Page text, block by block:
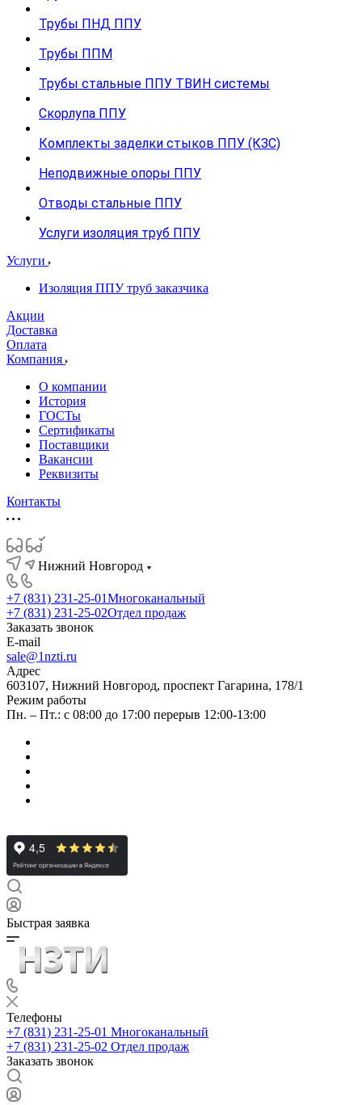
Трубы ПНД ППУ
Трубы ППМ
Трубы стальные ППУ ТВИН системы
Скорлупа ППУ
Комплекты заделки стыков ППУ (КЗС)
Неподвижные опоры ППУ
Отводы стальные ППУ
Услуги изоляция труб ППУ
Услуги
Изоляция ППУ труб заказчика
Акции
Доставка
Оплата
Компания
О компании
История
ГОСТы
Сертификаты
Поставщики
Вакансии
Реквизиты
Контакты
Нижний Новгород
+7 (831) 231-25-01Многоканальный
+7 (831) 231-25-02Отдел продаж
Заказать звонок
E-mail
sale@1nzti.ru
Адрес
603107, Нижний Новгород, проспект Гагарина, 178/1
Режим работы
Пн. – Пт.: с 08:00 до 17:00 перерыв 12:00-13:00
Быстрая заявка
Телефоны
+7 (831) 231-25-01 Многоканальный
+7 (831) 231-25-02 Отдел продаж
Заказать звонок